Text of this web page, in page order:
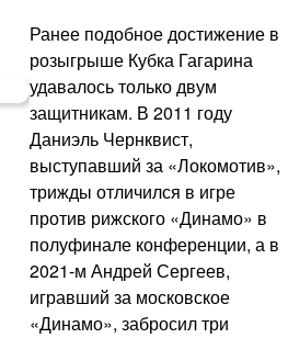
Ранее подобное достижение в
розыгрыше Кубка Гагарина
удавалось только двум
защитникам. В 2011 году
Даниэль Чернквист,
выступавший за «Локомотив»,
трижды отличился в игре
против рижского «Динамо» в
полуфинале конференции, а в
2021-м Андрей Сергеев,
игравший за московское
«Динамо», забросил три